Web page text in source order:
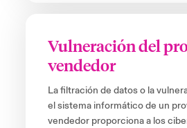
Vulneración del
vendedor
La filtración de datos o la
el sistema informático de un
vendedor proporciona a los